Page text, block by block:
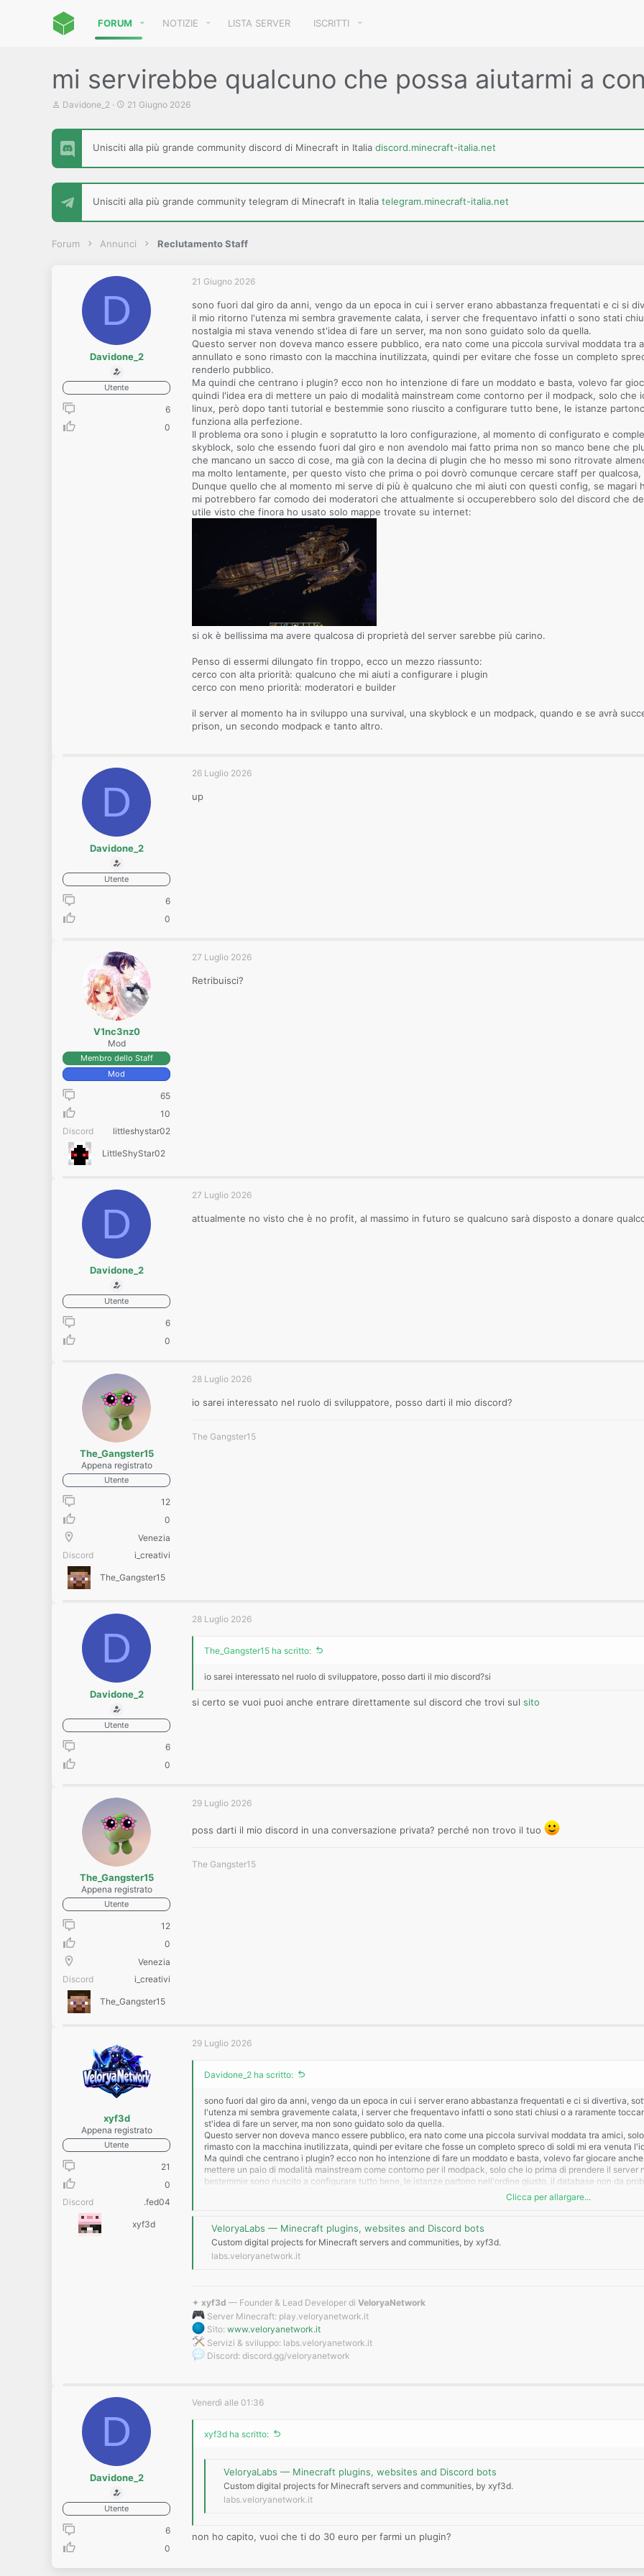
FORUM NOTIZIE LISTA SERVER ISCRITTI
mi servirebbe qualcuno che possa aiutarmi a
C
e
a
t
e
u
Davidone_2
D
t
d
n
z
i
21 Giugno 2026
Unisciti alla più grande community discord di Minecraft in Italia discord.minecraft-italia.net
Unisciti alla più grande community telegram di Minecraft in Italia telegram.minecraft-italia.net
Forum Annunci Reclutamento Staff
D
Davidone_2
Utente
6
0
21 Giugno 2026
sono fuori dal giro da anni, vengo da un epoca in cui i server erano abbastanza frequentati e ci si
il mio ritorno l'utenza mi sembra gravemente calata, i server che frequentavo infatti o sono stati
nostalgia mi stava venendo st'idea di fare un server, ma non sono guidato solo da quella.
Questo server non doveva manco essere pubblico, era nato come una piccola survival moddata
annullato e sono rimasto con la macchina inutilizzata, quindi per evitare che fosse un completo
renderlo pubblico.
Ma quindi che centrano i plugin? ecco non ho intenzione di fare un moddato e basta, volevo far
quindi l'idea era di mettere un paio di modalità mainstream come contorno per il modpack, solo
linux, però dopo tanti tutorial e bestemmie sono riuscito a configurare tutto bene, le istanze
funziona alla perfezione.
Il problema ora sono i plugin e sopratutto la loro configurazione, al momento di configurato e
skyblock, solo che essendo fuori dal giro e non avendolo mai fatto prima non so manco bene che
che mancano un sacco di cose, ma già con la decina di plugin che ho messo mi sono ritrovate
ma molto lentamente, per questo visto che prima o poi dovrò comunque cercare staff per
Dunque quello che al momento mi serve di più è qualcuno che mi aiuti con questi config, se
mi potrebbero far comodo dei moderatori che attualmente si occuperebbero solo del discord che
utile visto che finora ho usato solo mappe trovate su internet:
si ok è bellissima ma avere qualcosa di proprietà del server sarebbe più carino.
Penso di essermi dilungato fin troppo, ecco un mezzo riassunto:
cerco con alta priorità: qualcuno che mi aiuti a configurare i plugin
cerco con meno priorità: moderatori e builder
il server al momento ha in sviluppo una survival, una skyblock e un modpack, quando e se avrà
prison, un secondo modpack e tanto altro.
D
Davidone_2
Utente
6
0
26 Luglio 2026
up
V1nc3nz0
Mod
Membro dello Staff
Mod
65
10
Discord
littleshystar02
LittleShyStar02
27 Luglio 2026
Retribuisci?
D
Davidone_2
Utente
6
0
27 Luglio 2026
attualmente no visto che è no profit, al massimo in futuro se qualcuno sarà disposto a donare
The_Gangster15
Appena registrato
Utente
12
0
Venezia
Discord
i_creativi
The_Gangster15
28 Luglio 2026
io sarei interessato nel ruolo di sviluppatore, posso darti il mio discord?
The Gangster15
D
Davidone_2
Utente
6
0
28 Luglio 2026
The_Gangster15 ha scritto:
io sarei interessato nel ruolo di sviluppatore, posso darti il mio discord?si
si certo se vuoi puoi anche entrare direttamente sul discord che trovi sul sito
The_Gangster15
Appena registrato
Utente
12
0
Venezia
Discord
i_creativi
The_Gangster15
29 Luglio 2026
poss darti il mio discord in una conversazione privata? perché non trovo il tuo
The Gangster15
xyf3d
Appena registrato
Utente
21
0
Discord
.fed04
xyf3d
29 Luglio 2026
Davidone_2 ha scritto:
sono fuori dal giro da anni, vengo da un epoca in cui i server erano abbastanza frequentati e ci si divertiva,
l'utenza mi sembra gravemente calata, i server che frequentavo infatti o sono stati chiusi o a raramente
st'idea di fare un server, ma non sono guidato solo da quella.
Questo server non doveva manco essere pubblico, era nato come una piccola survival moddata tra amici,
rimasto con la macchina inutilizzata, quindi per evitare che fosse un completo spreco di soldi mi era venuta
Ma quindi che centrano i plugin? ecco non ho intenzione di fare un moddato e basta, volevo far giocare
mettere un paio di modalità mainstream come contorno per il modpack, solo che io prima di prendere il
bestemmie sono riuscito a configurare tutto bene, le istanze partono nell'ordine giusto, il database non da
Il problema ora sono i plugin e sopratutto la loro configurazione, al momento di configurato e completato ho
essendo fuori dal giro e non avendolo mai fatto prima non so manco bene che plugin mettere, qualcosa l'ho
poi dovrò comunque cercare staff per qualcosa, pensavo di iniziare ora.
Dunque quello che al momento mi serve di più è qualcuno che mi aiuti con questi config, se magari ha
far comodo dei moderatori che attualmente si occuperebbero solo del discord che devo ancora creare, in
solo mappe trovate su internet:
Penso di essermi dilungato fin troppo, ecco un mezzo riassunto:
cerco con alta priorità: qualcuno che mi aiuti a configurare i plugin
cerco con meno priorità: moderatori e builder
il server al momento ha in sviluppo una survival, una skyblock e un modpack, quando e se avrà successo
Clicca per allargare...
VeloryaLabs — Minecraft plugins, websites and Discord bots
Custom digital projects for Minecraft servers and communities, by xyf3d.
labs.veloryanetwork.it
✦ xyf3d — Founder & Lead Developer di VeloryaNetwork
Server Minecraft: play.veloryanetwork.it
Sito: www.veloryanetwork.it
Servizi & sviluppo: labs.veloryanetwork.it
Discord: discord.gg/veloryanetwork
D
Davidone_2
Utente
6
0
Venerdì alle 01:36
xyf3d ha scritto:
VeloryaLabs — Minecraft plugins, websites and Discord bots
Custom digital projects for Minecraft servers and communities, by xyf3d.
labs.veloryanetwork.it
non ho capito, vuoi che ti do 30 euro per farmi un plugin?